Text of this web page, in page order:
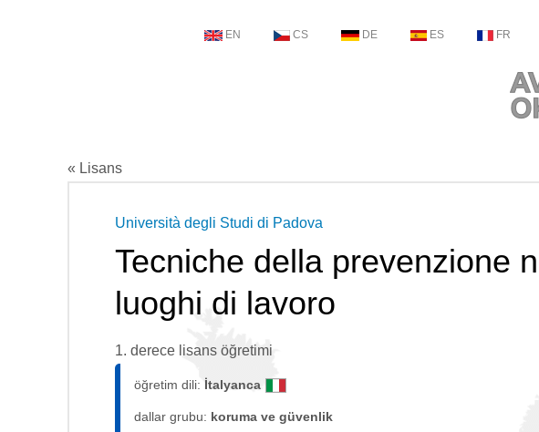
EN CS DE ES FR
« Lisans
Università degli Studi di Padova
Tecniche della prevenzione
luoghi di lavoro
1. derece lisans öğretimi
öğretim dili: İtalyanca
dallar grubu: koruma ve güvenlik